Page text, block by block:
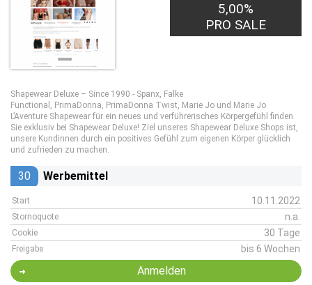
5,00%
PRO SALE
Shapewear Deluxe – Since 1990 - Spanx, Falke
Functional, PrimaDonna, PrimaDonna Twist, Marie Jo und Marie Jo
L’Aventure Shapewear für ein neues und verführerisches Körpergefühl finden
Sie exklusiv bei Shapewear Deluxe! Ziel unseres Shapewear Deluxe Shops ist,
unsere Kundinnen durch ein positives Gefühl zum eigenen Körper glücklich
und zufrieden zu machen.
30 Werbemittel
Start 10.11.2022
Stornoquote n.a.
Cookie 30 Tage
Freigabe bis 6 Wochen
Anmelden